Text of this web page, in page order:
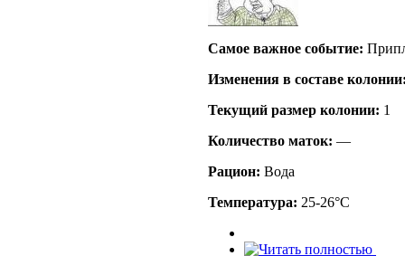
Самое важное событие:
Изменения в составе
Текущий размер кoлонии: 1
Количество маток: —
Рацион: Вода
Температура: 25-26°C